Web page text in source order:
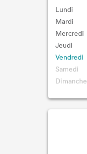
Lundi
Mardi
Mercredi
Jeudi
Vendredi
Samedi
Dimanche